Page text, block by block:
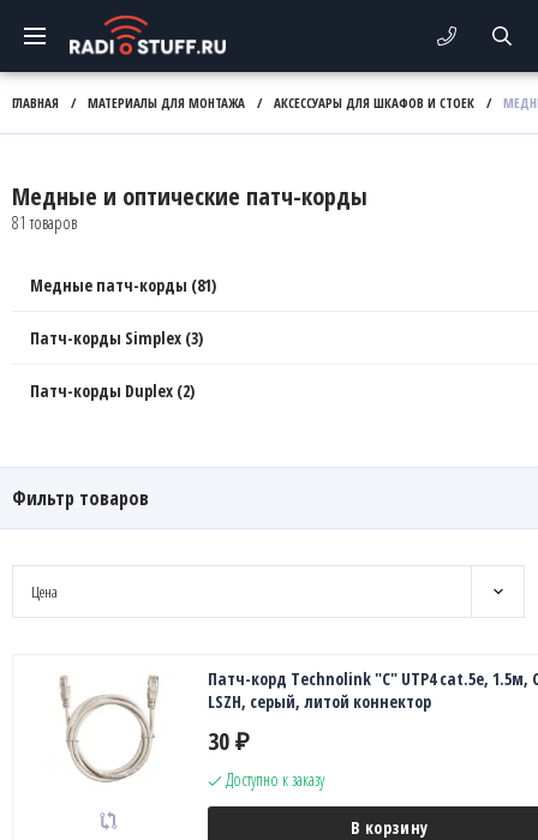
ГЛАВНАЯ / МАТЕРИАЛЫ ДЛЯ МОНТАЖА / АКСЕССУАРЫ ДЛЯ ШКАФОВ И СТОЕК /
Медные и оптические патч-корды
81 товаров
Медные патч-корды (81)
Патч-корды Simplex (3)
Патч-корды Duplex (2)
Фильтр товаров
Цена
Патч-корд Technolink "C" UTP4 cat.5е, 1.5м,
LSZH, серый, литой коннектор
30 ₽
Доступно к заказу
В корзину